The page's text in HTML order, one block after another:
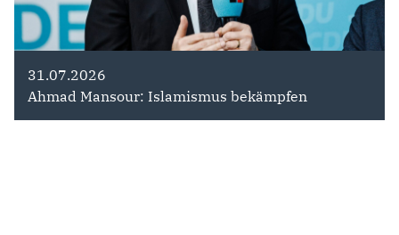
31.07.2026
Ahmad Mansour: Islamismus bekämpfen